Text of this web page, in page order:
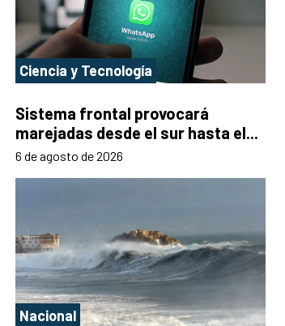
Ciencia y Tecnología
Sistema frontal provocará
marejadas desde el sur hasta el...
6 de agosto de 2026
Nacional